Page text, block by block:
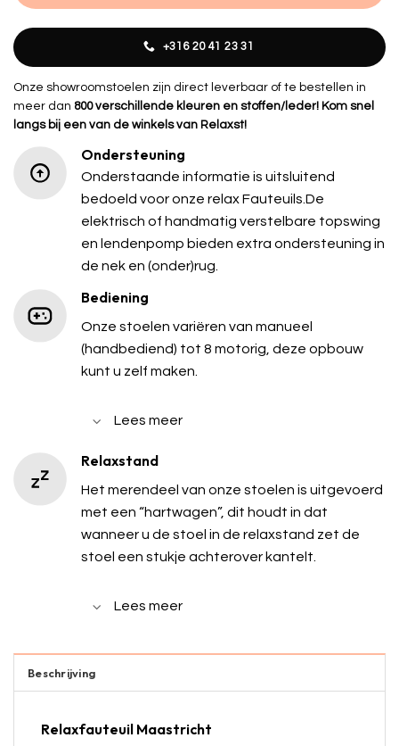
+316 20 41 23 31
Onze showroomstoelen zijn direct leverbaar of te bestellen in
meer dan 800 verschillende kleuren en stoffen/leder! Kom snel
langs bij een van de winkels van Relaxst!
Ondersteuning
Onderstaande informatie is uitsluitend
bedoeld voor onze relax Fauteuils.De
elektrisch of handmatig verstelbare topswing
en lendenpomp bieden extra ondersteuning in
de nek en (onder)rug.
Bediening
Onze stoelen variëren van manueel
(handbediend) tot 8 motorig, deze opbouw
kunt u zelf maken.
Lees meer
Relaxstand
Het merendeel van onze stoelen is uitgevoerd
met een “hartwagen”, dit houdt in dat
wanneer u de stoel in de relaxstand zet de
stoel een stukje achterover kantelt.
Lees meer
Beschrijving
Relaxfauteuil Maastricht